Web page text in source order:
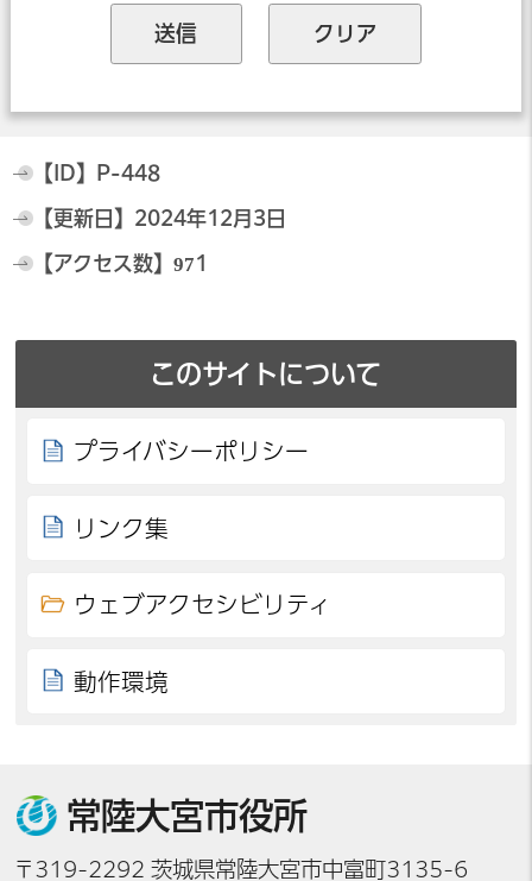
【ID】 P-448
【更新日】 2024年12月3日
【アクセス数】 971
このサイトについて
プライバシーポリシー
リンク集
ウェブアクセシビリティ
動作環境
常陸大宮市役所
〒319-2292 茨城県常陸大宮市中富町3135-6